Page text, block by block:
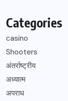
Categories
casino
Shooters
अंतर्राष्ट्रीय
अध्यात्म
अपराध